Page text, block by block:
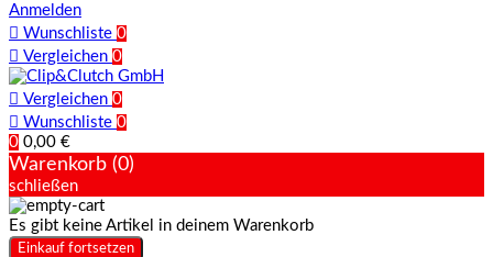
Anmelden
 Wunschliste 0
 Vergleichen 0
 Vergleichen 0
 Wunschliste 0
0 0,00 €
Warenkorb (0)
schließen
Es gibt keine Artikel in deinem Warenkorb
Einkauf fortsetzen